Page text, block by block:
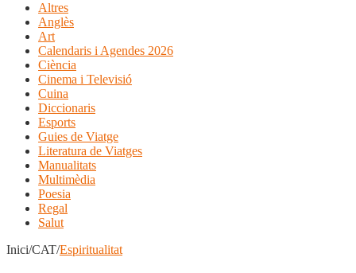
Altres
Anglès
Art
Calendaris i Agendes 2026
Ciència
Cinema i Televisió
Cuina
Diccionaris
Esports
Guies de Viatge
Literatura de Viatges
Manualitats
Multimèdia
Poesia
Regal
Salut
Inici/CAT/Espiritualitat